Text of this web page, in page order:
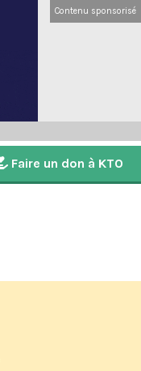
Contenu sponsorisé
Faire un don à KTO